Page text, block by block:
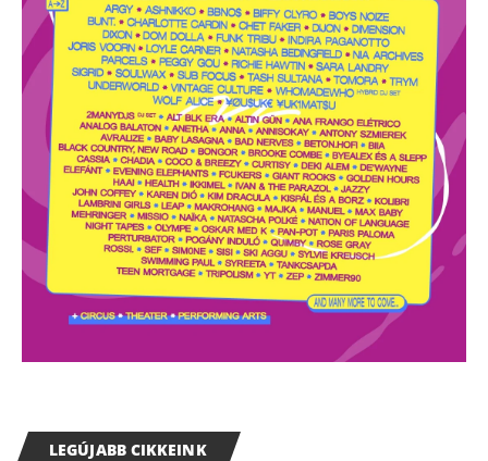
LEGÚJABB CIKKEINK